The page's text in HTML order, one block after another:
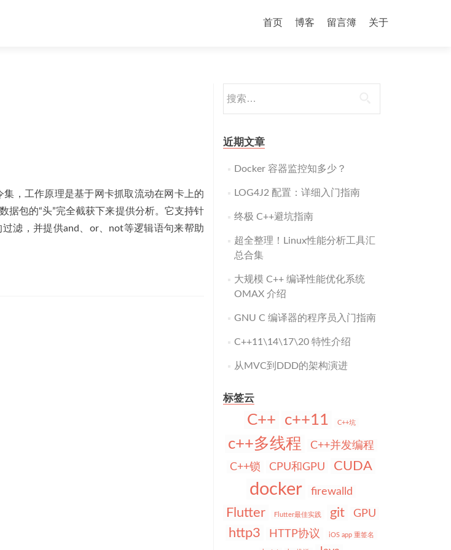
至
首页 博客 留言簿 关于
，工作原理是基于网卡抓取流动在网卡上的
据包的“头”完全截获下来提供分析。它支持针
滤，并提供and、or、not等逻辑语句来帮助
索：
近期文章
Docker 容器监控知多少？
LOG4J2 配置：详细入门指南
终极 C++避坑指南
超全整理！Linux性能分析工具汇
总合集
大规模 C++ 编译性能优化系统
OMAX 介绍
GNU C 编译器的程序员入门指南
C++11\14\17\20 特性介绍
从MVC到DDD的架构演进
标签云
C++ c++11 C++坑
c++多线程 C++并发编程
C++锁 CPU和GPU CUDA
docker firewalld
Flutter Flutter最佳实践 git GPU
http3 HTTP协议 iOS app 重签名